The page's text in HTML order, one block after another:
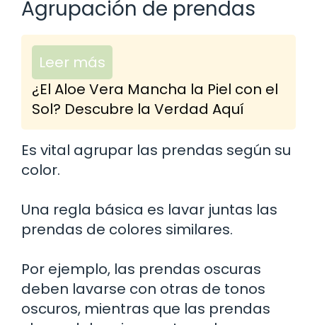
Agrupación de prendas
Leer más
¿El Aloe Vera Mancha la Piel con el
Sol? Descubre la Verdad Aquí
Es vital agrupar las prendas según su
color.
Una regla básica es lavar juntas las
prendas de colores similares.
Por ejemplo, las prendas oscuras
deben lavarse con otras de tonos
oscuros, mientras que las prendas